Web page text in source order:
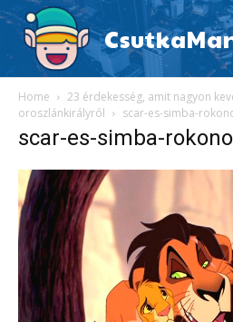
Home
23 érdekesség, amit nagyon
oroszlánkirályról
scar-es-simba-
scar-es-simba-